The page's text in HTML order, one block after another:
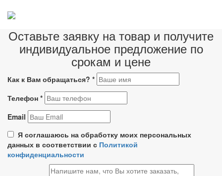
Оставьте заявку на товар и получите
индивидуальное предложение по
срокам и цене
Как к Вам обращаться? *
Телефон *
Email
Я соглашаюсь на обработку моих персональных
данных в соответствии с Политикой
конфиденциальности